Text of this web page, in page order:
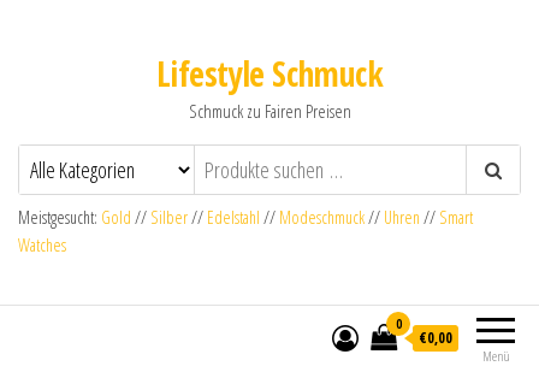
Lifestyle Schmuck
Schmuck zu Fairen Preisen
Meistgesucht: Gold // Silber// Edelstahl // Modeschmuck// Uhren // Smart
Watches
Menü
0
€0,00